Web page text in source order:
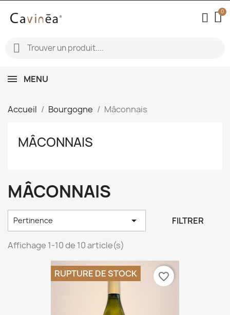
MENU
Accueil Bourgogne Mâconnais
MÂCONNAIS
MÂCONNAIS
Pertinence  FILTRER
Affichage 1-10 de 10 article(s)
RUPTURE DE STOCK favorite_border